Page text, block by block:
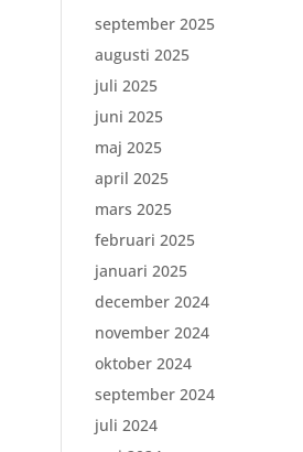
september 2025
augusti 2025
juli 2025
juni 2025
maj 2025
april 2025
mars 2025
februari 2025
januari 2025
december 2024
november 2024
oktober 2024
september 2024
juli 2024